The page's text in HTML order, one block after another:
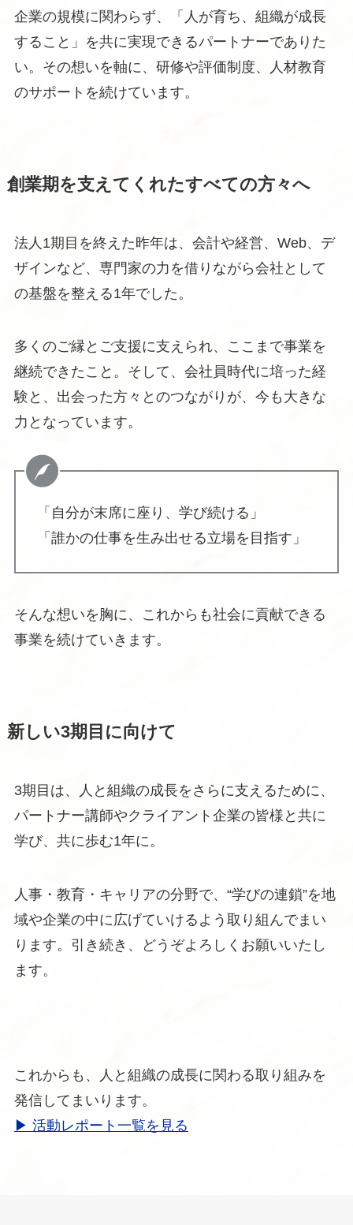
企業の規模に関わらず、「人が育ち、組織が成長
すること」を共に実現できるパートナーでありた
い。その想いを軸に、研修や評価制度、人材教育
のサポートを続けています。
創業期を支えてくれたすべての方々へ
法人1期目を終えた昨年は、会計や経営、Web、デ
ザインなど、専門家の力を借りながら会社として
の基盤を整える1年でした。
多くのご縁とご支援に支えられ、ここまで事業を
継続できたこと。そして、会社員時代に培った経
験と、出会った方々とのつながりが、今も大きな
力となっています。
「自分が末席に座り、学び続ける」
「誰かの仕事を生み出せる立場を目指す」
そんな想いを胸に、これからも社会に貢献できる
事業を続けていきます。
新しい3期目に向けて
3期目は、人と組織の成長をさらに支えるために、
パートナー講師やクライアント企業の皆様と共に
学び、共に歩む1年に。
人事・教育・キャリアの分野で、“学びの連鎖”を地
域や企業の中に広げていけるよう取り組んでまい
ります。引き続き、どうぞよろしくお願いいたし
ます。
これからも、人と組織の成長に関わる取り組みを
発信してまいります。
▶ 活動レポート一覧を見る